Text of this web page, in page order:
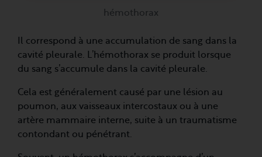
hémothorax
Il correspond à une accumulation de sang dans la
cavité pleurale. L’hémothorax se produit lorsque
du sang s’accumule dans la cavité pleurale.
Cela est généralement causé par une lésion au
poumon, aux vaisseaux intercostaux ou à une
artère mammaire interne, suite à un traumatisme
contondant ou pénétrant.